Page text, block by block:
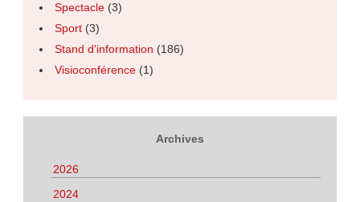
Spectacle(3)
Sport(3)
Stand d'information (186)
Visioconférence(1)
Archives
2026
2024